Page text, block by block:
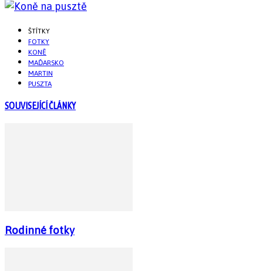
ŠTÍTKY
FOTKY
KONĚ
MAĎARSKO
MARTIN
PUSZTA
SOUVISEJÍCÍ ČLÁNKY
Rodinné fotky